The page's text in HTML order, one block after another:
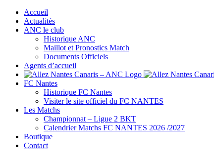
Accueil
Actualités
ANC le club
Historique ANC
Maillot et Pronostics Match
Documents Officiels
Agents d’accueil
FC Nantes
Historique FC Nantes
Visiter le site officiel du FC NANTES
Les Matchs
Championnat – Ligue 2 BKT
Calendrier Matchs FC NANTES 2026 /2027
Boutique
Contact